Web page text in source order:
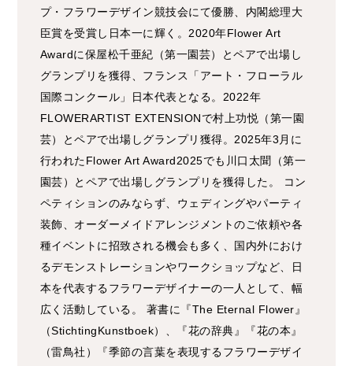
プ・フラワーデザイン競技会にて優勝、内閣総理大
臣賞を受賞し日本一に輝く。2020年Flower Art
Awardに保屋松千亜紀（第一園芸）とペアで出場し
グランプリを獲得、フランス「アート・フローラル
国際コンクール」日本代表となる。2022年
FLOWERARTIST EXTENSIONで村上功悦（第一園
芸）とペアで出場しグランプリ獲得。2025年3月に
行われたFlower Art Award2025でも川口太聞（第一
園芸）とペアで出場しグランプリを獲得した。 コン
ペティションのみならず、ウェディングやパーティ
装飾、オーダーメイドアレンジメントのご依頼や各
種イベントに招致される機会も多く、国内外におけ
るデモンストレーションやワークショップなど、日
本を代表するフラワーデザイナーの一人として、幅
広く活動している。 著書に『The Eternal Flower』
（StichtingKunstboek）、『花の辞典』『花の本』
（雷鳥社）『季節の言葉を表現するフラワーデザイ